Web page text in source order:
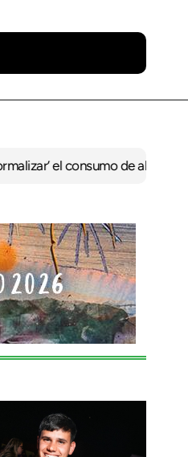
de alcoholDe Perlío a